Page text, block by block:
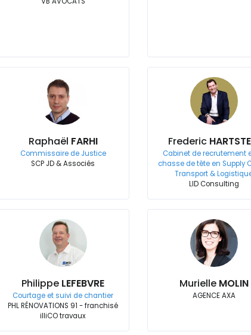
Raphaël FARHI
Commissaire de Justice
SCP JD & Associés
Frederic
Cabinet de recrutement
chasse de tête en Supply
Transport &
LID Consulting
Philippe LEFEBVRE
Courtage et suivi de chantier
PHL RÉNOVATIONS 91 - franchisé
illiCO travaux
Murielle MOLIN
AGENCE AXA